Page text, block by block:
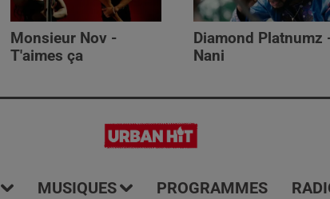
Monsieur Nov -
T'aimes ça
Diamond Platnumz
Nani
MUSIQUES PROGRAMMES